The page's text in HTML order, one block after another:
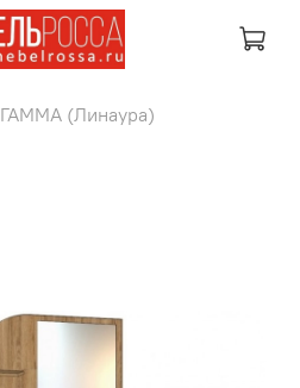
ГАММА (Линаура)